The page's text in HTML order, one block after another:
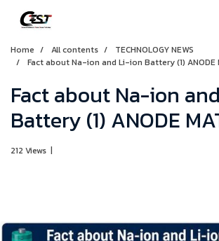
Home All contents
TECHNOLOGY NEWS
Fact about Na-ion and Li-ion Battery (1) ANODE
Fact about Na-ion
Battery (1) ANODE
212 Views |